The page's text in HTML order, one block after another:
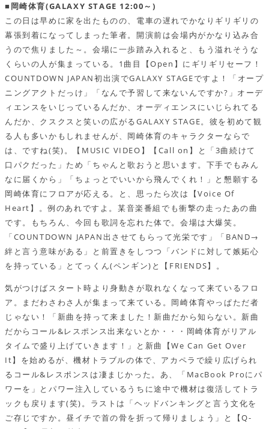
■岡崎体育(GALAXY STAGE 12:00～)
この日は早めに家を出たものの、電車の遅れでかなりギリギリの
幕張到着になってしまった筆者。開演前は会場内がかなり込み合
うので焦りました～。会場に一歩踏み入れると、もう溢れそうな
くらいの人が集まっている。1曲目【Open】にギリギリセーフ！
COUNTDOWN JAPAN初出演でGALAXY STAGEですよ！「オープ
ニングアクトだっけ」「なんで予習して来ないんですか?」オーデ
ィエンスをいじっているんだか、オーディエンスにいじられてる
んだか、クスクスと笑いの広がるGALAXY STAGE。彼を初めて観
る人も多いかもしれませんが、岡崎体育のキャラクターならで
は、ですね(笑)。【MUSIC VIDEO】【Call on】と「3曲続けて
口パクだった」ため「ちゃんと歌おうと思います。下手でもみん
なに届くから」「ちょっとでいいから飛んでくれ！」と懇願する
岡崎体育にフロアが応える。と、思ったら次は【Voice Of
Heart】。例のあれですよ。某音楽番組でも衝撃の走ったあの曲
です。もちろん、今回も歌詞を忘れた体で。会場は大爆笑。
「COUNTDOWN JAPAN出させてもらって光栄です」「BAND→
絆と言う意味がある」と前置きをしつつ「バンドに対して嫉妬心
を持っている」とてっくん(ペンギン)と【FRIENDS】。
気がつけばスタート時より身動きが取れなくなって来ているフロ
ア。まだわさわさ人が集まって来ている。岡崎体育やっぱただ者
じゃない！「新曲を持って来ました！新曲だから知らない。新曲
だからコール&レスポンス出来ないとか・・・岡崎体育がリアル
タイムで盛り上げていきます！」と新曲【We Can Get Over
It】を始めるが、機材トラブルの体で、アカペラで繰り広げられ
るコール&レスポンスは凄まじかった。あ、「MacBook Proにパ
ワーを」とパワー注入しているうちに途中で機材は復活してトラ
ックも戻ります(笑)。ラストは「ヘッドバンキングと言う文化を
ご存じですか。昼イチで首の骨を折って帰りましょう」と【Q-